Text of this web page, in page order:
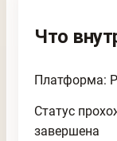
Что
Платформа:
Статус
завершена